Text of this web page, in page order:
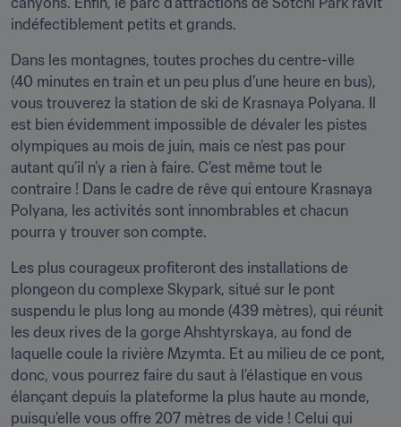
indéfectiblement petits et grands.
Dans les montagnes, toutes proches du centre-ville
(40 minutes en train et un peu plus d’une heure en bus),
vous trouverez la station de ski de Krasnaya Polyana. Il
est bien évidemment impossible de dévaler les pistes
olympiques au mois de juin, mais ce n’est pas pour
autant qu’il n’y a rien à faire. C’est même tout le
contraire ! Dans le cadre de rêve qui entoure Krasnaya
Polyana, les activités sont innombrables et chacun
pourra y trouver son compte.
Les plus courageux profiteront des installations de
plongeon du complexe Skypark, situé sur le pont
suspendu le plus long au monde (439 mètres), qui réunit
les deux rives de la gorge Ahshtyrskaya, au fond de
laquelle coule la rivière Mzymta. Et au milieu de ce pont,
donc, vous pourrez faire du saut à l’élastique en vous
élançant depuis la plateforme la plus haute au monde,
puisqu’elle vous offre 207 mètres de vide ! Celui qui